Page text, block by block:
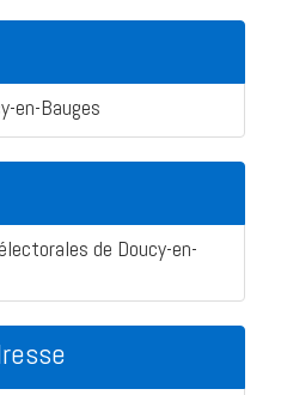
en-Bauges
de Doucy-en-